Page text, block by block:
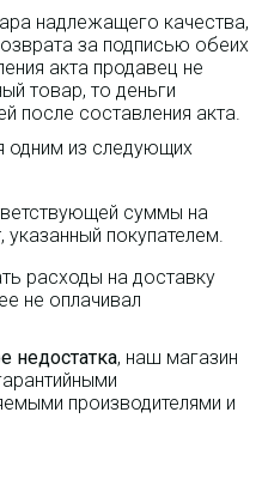
надлежащего качества,
за подписью обеих
акта продавец не
товар, то деньги
после составления акта.
одним из следующих
суммы на
указанный покупателем.
расходы на доставку
не оплачивал
недостатка, наш магазин
производителями и